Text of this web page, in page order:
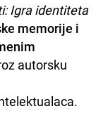
Igra identiteta
memorije i
autorsku